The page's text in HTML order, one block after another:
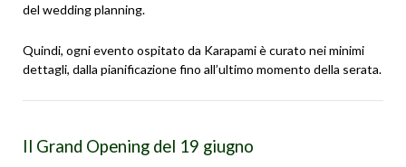
del wedding planning.
Quindi, ogni evento ospitato da Karapami è curato nei minimi
dettagli, dalla pianificazione fino all’ultimo momento della serata.
Il Grand Opening del 19 giugno